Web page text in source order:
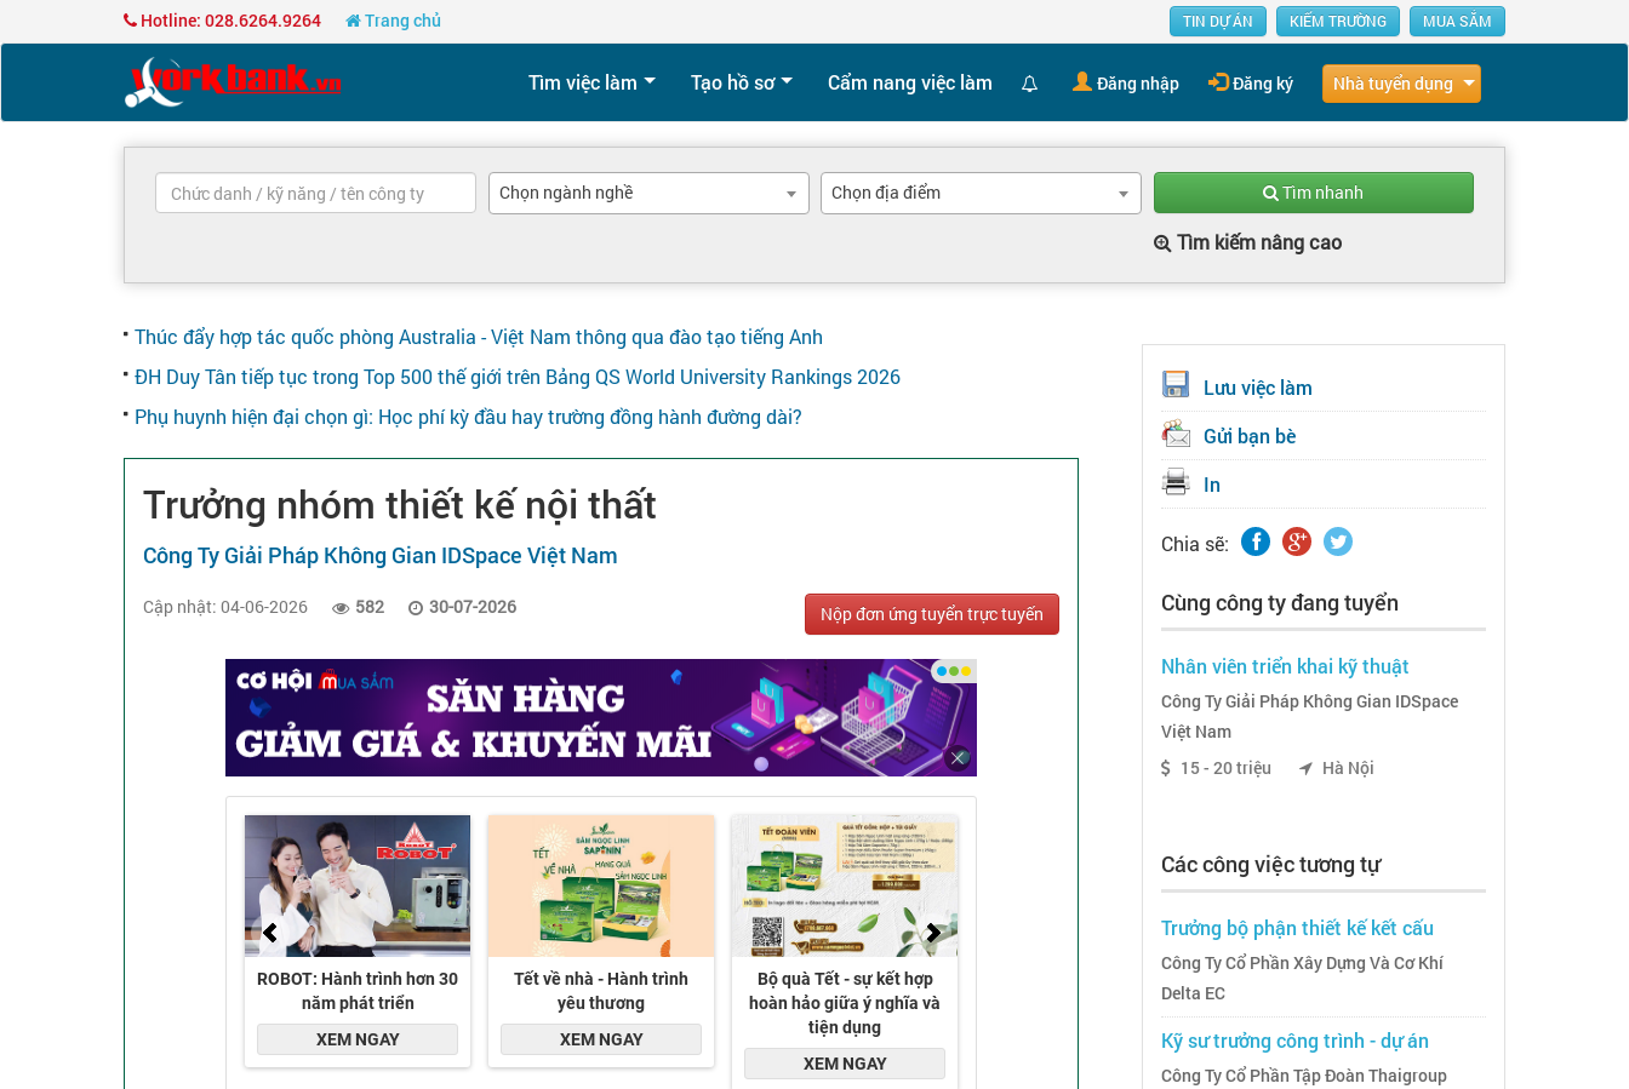
Hotline: 028.6264.9264 Trang chủ TIN DỰ ÁN KIẾM TRƯỜNG MUA SẮM
Tìm việc làm Tạo hồ sơ Cẩm nang việc làm Đăng nhập Đăng ký Nhà tuyển dụng
Chọn ngành nghề Chọn địa điểm Tìm nhanh
Tìm kiếm nâng cao
Thúc đẩy hợp tác quốc phòng Australia - Việt Nam thông qua đào tạo tiếng Anh
ĐH Duy Tân tiếp tục trong Top 500 thế giới trên Bảng QS World University Rankings 2026
Phụ huynh hiện đại chọn gì: Học phí kỳ đầu hay trường đồng hành đường dài?
Trưởng nhóm thiết kế nội thất
Công Ty Giải Pháp Không Gian IDSpace Việt Nam
Cập nhật: 04-06-2026 582 30-07-2026 Nộp đơn ứng tuyển trực tuyến
Lưu việc làm
Gửi bạn bè
In
Chia sẽ:
Cùng công ty đang tuyển
Nhân viên triển khai kỹ thuật
Công Ty Giải Pháp Không Gian IDSpace
Việt Nam
15 - 20 triệu
Hà Nội
Các công việc tương tự
Trưởng bộ phận thiết kế kết cấu
Công Ty Cổ Phần Xây Dựng Và Cơ Khí
Delta EC
Kỹ sư trưởng công trình - dự án
Công Ty Cổ Phần Tập Đoàn Thaigroup